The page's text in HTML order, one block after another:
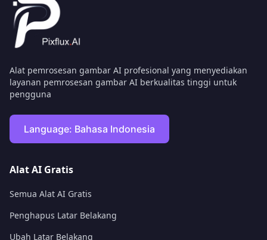
Alat pemrosesan gambar AI profesional yang menyediakan
layanan pemrosesan gambar AI berkualitas tinggi untuk
pengguna
Language: Bahasa Indonesia
Alat AI Gratis
Semua Alat AI Gratis
Penghapus Latar Belakang
Ubah Latar Belakang